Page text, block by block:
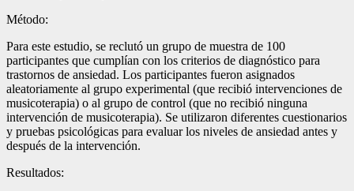
Método:
Para este estudio, se reclutó un grupo de muestra de 100
participantes que cumplían con los criterios de diagnóstico para
trastornos de ansiedad. Los participantes fueron asignados
aleatoriamente al grupo experimental (que recibió intervenciones de
musicoterapia) o al grupo de control (que no recibió ninguna
intervención de musicoterapia). Se utilizaron diferentes cuestionarios
y pruebas psicológicas para evaluar los niveles de ansiedad antes y
después de la intervención.
Resultados: